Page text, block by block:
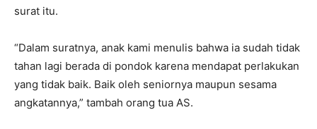
surat itu.
“Dalam suratnya, anak kami menulis bahwa ia sudah tidak
tahan lagi berada di pondok karena mendapat perlakukan
yang tidak baik. Baik oleh seniornya maupun sesama
angkatannya,” tambah orang tua AS.